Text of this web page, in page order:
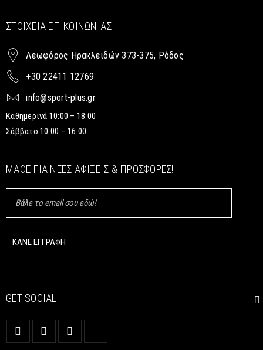
ΣΤΟΙΧΕΊΑ ΕΠΙΚΟΙΝΩΝΊΑΣ
Λεωφόρος Ηρακλειδών 373-375, Ρόδος
+30 22411 12769
info@sport-plus.gr
Καθημερινά 10:00 – 18:00
Σάββατο 10:00 – 16:00
ΜΆΘΕ ΓΙΑ ΝΈΕΣ ΑΦΊΞΕΙΣ & ΠΡΟΣΦΟΡΈΣ!
GET SOCIAL